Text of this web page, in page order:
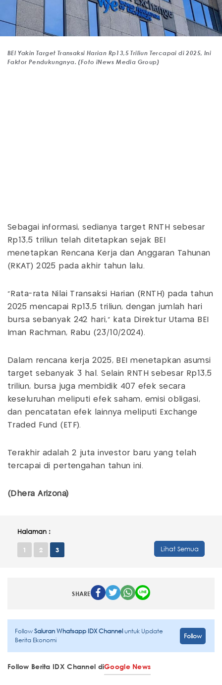
BEI Yakin Target Transaksi Harian Rp13,5 Triliun Tercapai di 2025, Ini
Faktor Pendukungnya. (Foto iNews Media Group)
Sebagai informasi, sedianya target RNTH sebesar
Rp13,5 triliun telah ditetapkan sejak BEI
menetapkan Rencana Kerja dan Anggaran Tahunan
(RKAT) 2025 pada akhir tahun lalu.
“Rata-rata Nilai Transaksi Harian (RNTH) pada tahun
2025 mencapai Rp13,5 triliun, dengan jumlah hari
bursa sebanyak 242 hari,” kata Direktur Utama BEI
Iman Rachman, Rabu (23/10/2024).
Dalam rencana kerja 2025, BEI menetapkan asumsi
target sebanyak 3 hal. Selain RNTH sebesar Rp13,5
triliun, bursa juga membidik 407 efek secara
keseluruhan meliputi efek saham, emisi obligasi,
dan pencatatan efek lainnya meliputi Exchange
Traded Fund (ETF).
Terakhir adalah 2 juta investor baru yang telah
tercapai di pertengahan tahun ini.
(Dhera Arizona)
Halaman :
1 2 3 Lihat Semua
SHARE
FollowSaluran Whatsapp IDX Channeluntuk Update
Berita Ekonomi
Follow
Follow Berita IDX Channel diGoogle News